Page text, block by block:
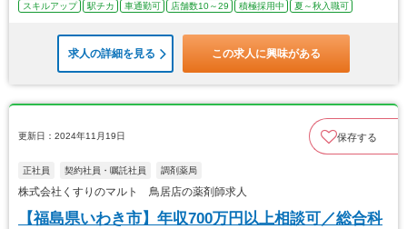
スキルアップ
駅チカ 車通勤可 店舗数10～29 積極採用中 夏～秋入職可
求人の詳細を見る この求人に興味がある
更新日：2024年11月19日 保存する
正社員 契約社員・嘱託社員 調剤薬局
株式会社くすりのマルト 鳥居店の薬剤師求人
【福島県いわき市】年収700万円以上相談可／総合科